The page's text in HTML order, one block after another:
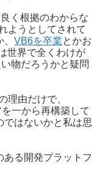
く根拠のわからな
ようとしてされて
VB6を卒業とかお
世界で全くわけが
物だろうかと疑問
理由だけで、
一から再構築して
ではないかと私は思
ある開発プラットフ